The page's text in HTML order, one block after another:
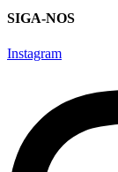
SIGA-NOS
Instagram